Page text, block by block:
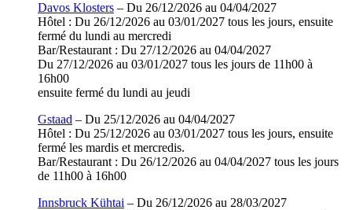
Davos Klosters – Du 26/12/2026 au 04/04/2027
Hôtel : Du 26/12/2026 au 03/01/2027 tous les jours, ensuite
fermé du lundi au mercredi
Bar/Restaurant : Du 27/12/2026 au 04/04/2027
Du 27/12/2026 au 03/01/2027 tous les jours de 11h00 à
16h00
ensuite fermé du lundi au jeudi
Gstaad – Du 25/12/2026 au 04/04/2027
Hôtel : Du 25/12/2026 au 03/01/2027 tous les jours, ensuite
fermé les mardis et mercredis.
Bar/Restaurant : Du 26/12/2026 au 04/04/2027 tous les jours
de 11h00 à 16h00
Innsbruck Kühtai – Du 26/12/2026 au 28/03/2027